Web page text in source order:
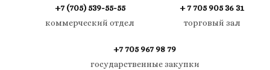
+7 (705) 539-55-55
коммерческий отдел
+ 7 705 905 36 31
торговый зал
+7 705 967 98 79
государственные закупки